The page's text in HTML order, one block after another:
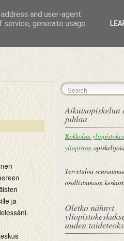
ja
Aikuisopiskelun
juhlaa
Kokkolan
yliopiston
Tervetuloa
osallistumaan
Oletko nähnyt
uuden
and user-agent
generate usage